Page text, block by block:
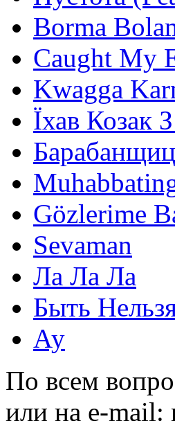
Borma
Caught My
Kwagga
Їхав Козак
Gözlerime
Sevaman
Ла Ла Ла
Быть
Ау
По всем
или на e-mail: